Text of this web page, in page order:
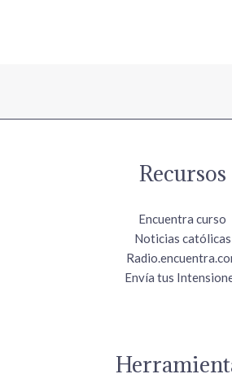
Recursos
Encuentra curso
Noticias católicas
Envía tus